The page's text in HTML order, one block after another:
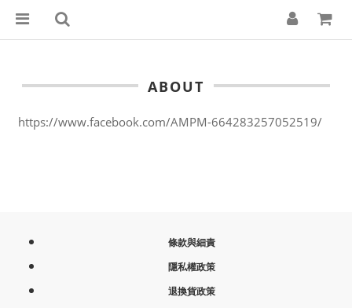
ABOUT
https://www.facebook.com/AMPM-664283257052519/
條款與細責
隱私權政策
退換貨政策